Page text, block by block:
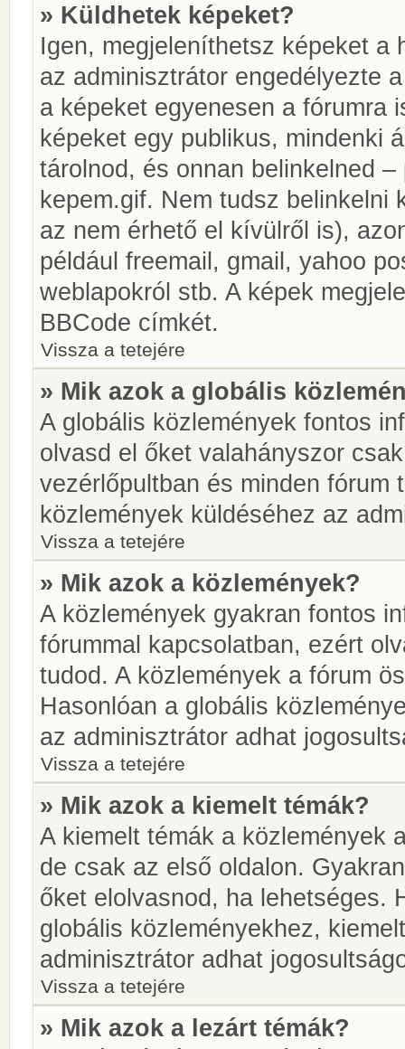
» Küldhetek képeket?
Igen, megjeleníthetsz képeket a
az adminisztrátor engedélyezte
a képeket egyenesen a fórumra
képeket egy publikus, mindenki
tárolnod, és onnan belinkelned
kepem.gif. Nem tudsz belinkelni
az nem érhető el kívülről is),
például freemail, gmail, yahoo
weblapokról stb. A képek
BBCode címkét.
Vissza a tetejére
» Mik azok a globális
A globális közlemények fontos
olvasd el őket valahányszor
vezérlőpultban és minden fórum
közlemények küldéséhez az
Vissza a tetejére
» Mik azok a közlemények?
A közlemények gyakran fontos
fórummal kapcsolatban, ezért
tudod. A közlemények a fórum
Hasonlóan a globális
az adminisztrátor adhat
Vissza a tetejére
» Mik azok a kiemelt témák?
A kiemelt témák a közlemények
de csak az első oldalon.
őket elolvasnod, ha lehetséges.
globális közleményekhez,
adminisztrátor adhat
Vissza a tetejére
» Mik azok a lezárt témák?